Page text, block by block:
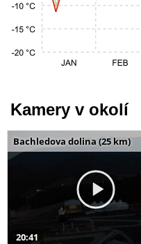
Kamery v okolí
Bachledova dolina (25 km)
20:41